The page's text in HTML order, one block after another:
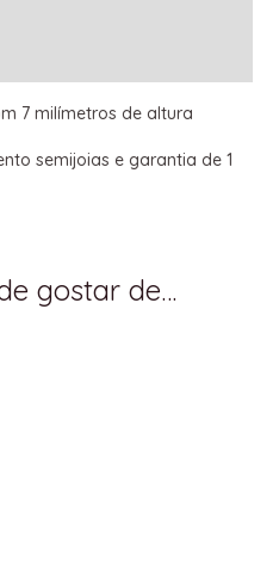
7 milímetros de altura
semijoias e garantia de 1
gostar de…